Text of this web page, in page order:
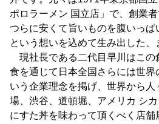
ポロラーメン 国立店」で、創業
つらに安くて旨いものを腹いっぱ
という想いを込めて生み出した、
現社長である二代目早川はこの
食を通じて日本全国さらには世界
いう企業理念を掲げ、世界から人
場、渋谷、道頓堀、アメリカ シ
にすた丼を味わって頂くべく店舗